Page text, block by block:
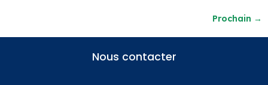
Prochain →
Nous contacter